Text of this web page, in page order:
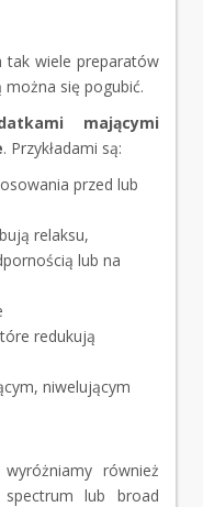
tak wiele preparatów
można się pogubić.
mającymi
. Przykładami są:
przed lub
relaksu,
lub na
redukują
niwelującym
również
lub broad